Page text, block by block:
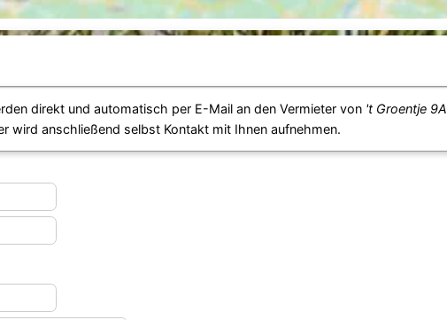
direkt und automatisch per E-Mail an den Vermieter von 't Groentje
wird anschließend selbst Kontakt mit Ihnen aufnehmen.